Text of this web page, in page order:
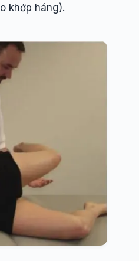
khớp háng).